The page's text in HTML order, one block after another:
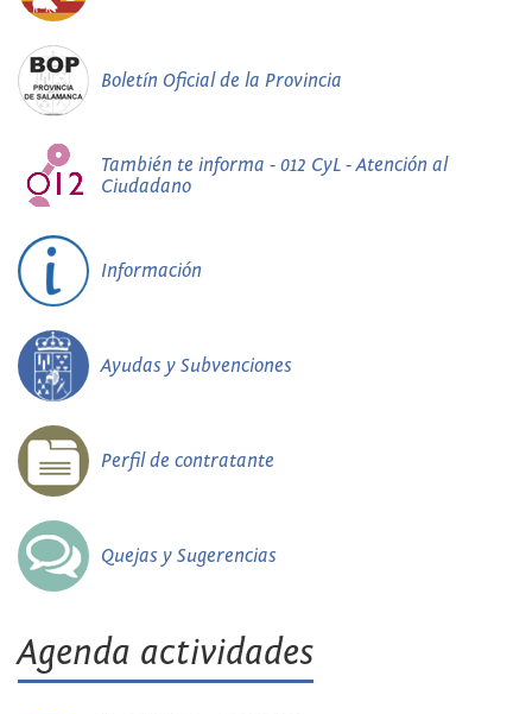
Boletín Oficial de la Provincia
También te informa - 012 CyL - Atención al
Ciudadano
Información
Ayudas y Subvenciones
Perfil de contratante
Quejas y Sugerencias
Agenda actividades